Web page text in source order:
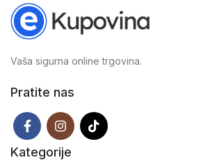
Vaša sigurna online trgovina.
Pratite nas
Kategorije